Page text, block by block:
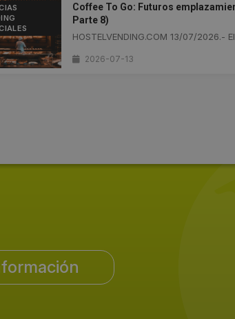
Coffee To Go: Futuros
Parte 8)
HOSTELVENDING.COM 13/07/2026.-
2026-07-13